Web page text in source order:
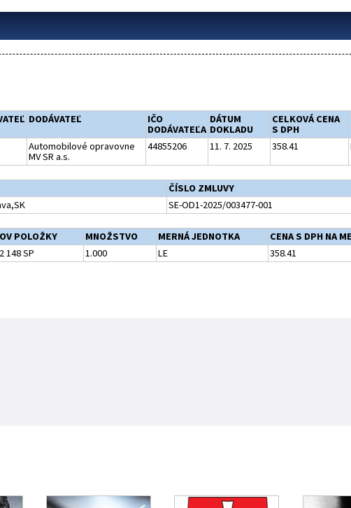
DODÁVATEĽ
IČO
DODÁVATEĽA
DÁTUM
DOKLADU
CELKOVÁ CENA
S DPH
Automobilové opravovne
MV SR a.s.
44855206 11. 7. 2025 358.41
ČÍSLO ZMLUVY
SE-OD1-2025/003477-001
POLOŽKY MNOŽSTVO MERNÁ JEDNOTKA CENA S DPH NA
148 SP 1.000 LE 358.41